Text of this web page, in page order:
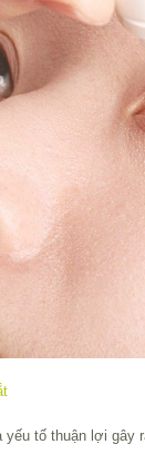
yếu tố thuận lợi gây